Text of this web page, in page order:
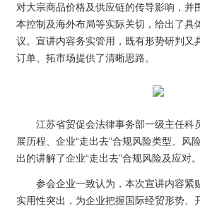
对大宗商品价格及供应链的传导影响，并
本控制及海外布局等实际关切，给出了具
议。宣讲内容务实管用，既有形势研判又
订单、拓市场提供了清晰思路。
江苏省贸促会法律事务部一级主任科
展历程、企业“走出去”合规风险类型、风
出的讲解了企业“走出去”合规风险及应对。
参会企业一致认为，本次宣讲内容紧贴
实用性突出，为企业把握国际经贸形势、